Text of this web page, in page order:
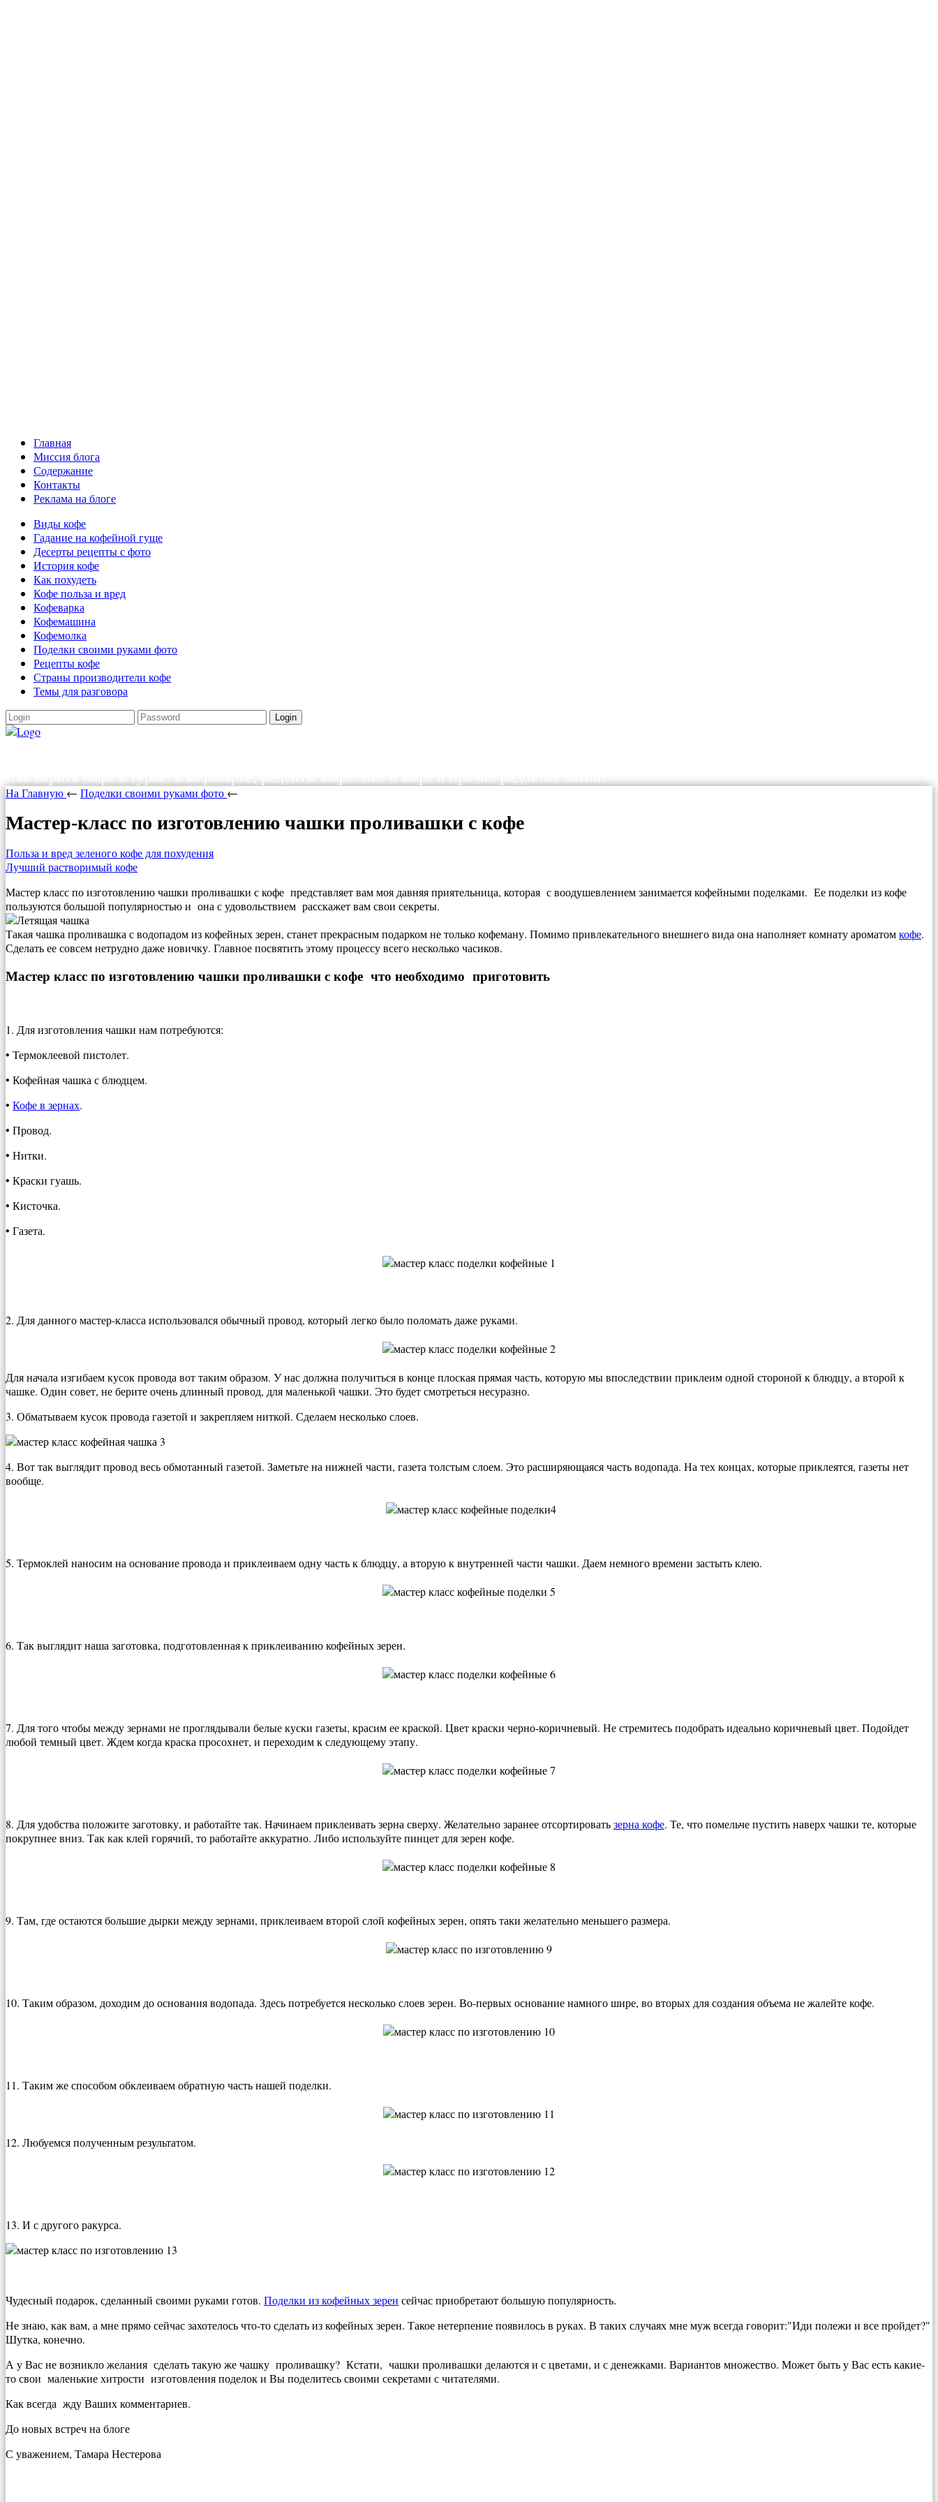
Главная
Миссия блога
Содержание
Контакты
Реклама на блоге
Виды кофе
Гадание на кофейной гуще
Десерты рецепты с фото
История кофе
Как похудеть
Кофе польза и вред
Кофеварка
Кофемашина
Кофемолка
Поделки своими руками фото
Рецепты кофе
Страны производители кофе
Темы для разговора
Login
На Главную ← Поделки своими руками фото ←
Мастер-класс по изготовлению чашки проливашки с кофе
Польза и вред зеленого кофе для похудения
Лучший растворимый кофе
Мастер класс по изготовлению чашки проливашки с кофе представляет вам моя давняя приятельница, которая с воодушевлением занимается кофейными поделками. Ее поделки из кофе
пользуются большой популярностью и она с удовольствием расскажет вам свои секреты.
Такая чашка проливашка с водопадом из кофейных зерен, станет прекрасным подарком не только кофеману. Помимо привлекательного внешнего вида она наполняет комнату ароматомкофе.
Сделать ее совсем нетрудно даже новичку. Главное посвятить этому процессу всего несколько часиков.
Мастер класс по изготовлению чашки проливашки с кофе что необходимо приготовить
1. Для изготовления чашки нам потребуются:
• Термоклеевой пистолет.
• Кофейная чашка с блюдцем.
• Кофе в зернах.
• Провод.
• Нитки.
• Краски гуашь.
• Кисточка.
• Газета.
2. Для данного мастер-класса использовался обычный провод, который легко было поломать даже руками.
Для начала изгибаем кусок провода вот таким образом. У нас должна получиться в конце плоская прямая часть, которую мы впоследствии приклеим одной стороной к блюдцу, а второй к
чашке. Один совет, не берите очень длинный провод, для маленькой чашки. Это будет смотреться несуразно.
3. Обматываем кусок провода газетой и закрепляем ниткой. Сделаем несколько слоев.
4. Вот так выглядит провод весь обмотанный газетой. Заметьте на нижней части, газета толстым слоем. Это расширяющаяся часть водопада. На тех концах, которые приклеятся, газеты нет
вообще.
5. Термоклей наносим на основание провода и приклеиваем одну часть к блюдцу, а вторую к внутренней части чашки. Даем немного времени застыть клею.
6. Так выглядит наша заготовка, подготовленная к приклеиванию кофейных зерен.
7. Для того чтобы между зернами не проглядывали белые куски газеты, красим ее краской. Цвет краски черно-коричневый. Не стремитесь подобрать идеально коричневый цвет. Подойдет
любой темный цвет. Ждем когда краска просохнет, и переходим к следующему этапу.
8. Для удобства положите заготовку, и работайте так. Начинаем приклеивать зерна сверху. Желательно заранее отсортироватьзерна кофе. Те, что помельче пустить наверх чашки те, которые
покрупнее вниз. Так как клей горячий, то работайте аккуратно. Либо используйте пинцет для зерен кофе.
9. Там, где остаются большие дырки между зернами, приклеиваем второй слой кофейных зерен, опять таки желательно меньшего размера.
10. Таким образом, доходим до основания водопада. Здесь потребуется несколько слоев зерен. Во-первых основание намного шире, во вторых для создания объема не жалейте кофе.
11. Таким же способом обклеиваем обратную часть нашей поделки.
12. Любуемся полученным результатом.
13. И с другого ракурса.
Чудесный подарок, сделанный своими руками готов. Поделки из кофейных зерен сейчас приобретают большую популярность.
Не знаю, как вам, а мне прямо сейчас захотелось что-то сделать из кофейных зерен. Такое нетерпение появилось в руках. В таких случаях мне муж всегда говорит:"Иди полежи и все пройдет?"
Шутка, конечно.
А у Вас не возникло желания сделать такую же чашку проливашку? Кстати, чашки проливашки делаются и с цветами, и с денежками. Вариантов множество. Может быть у Вас есть какие-
то свои маленькие хитрости изготовления поделок и Вы поделитесь своими секретами с читателями.
Как всегда жду Ваших комментариев.
До новых встреч на блоге
С уважением, Тамара Нестерова